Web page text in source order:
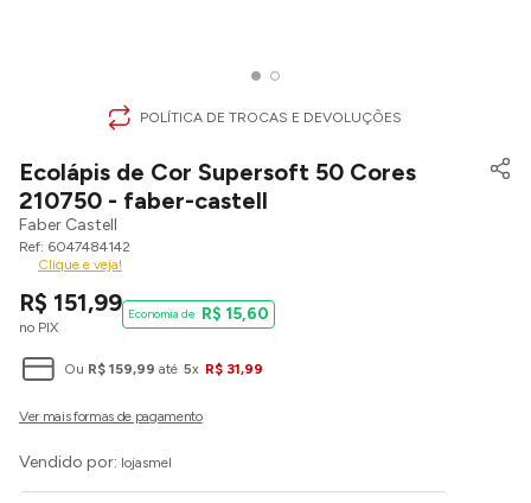
POLÍTICA DE TROCAS E DEVOLUÇÕES
Ecolápis de Cor Supersoft 50 Cores
210750 - faber-castell
Faber Castell
6047484142
Clique e veja!
R$ 151,99
no PIX
R$ 15,60
Ou R$ 159,99 até 5x R$ 31,99
Vendido por: lojasmel